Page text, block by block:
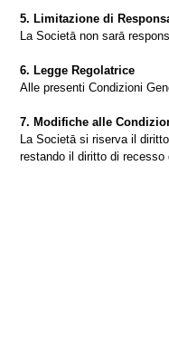
5. Limitazione di
La Societā non sarā
6. Legge Regolatrice
Alle presenti Condizioni
7. Modifiche alle
La Societā si riserva il
restando il diritto di